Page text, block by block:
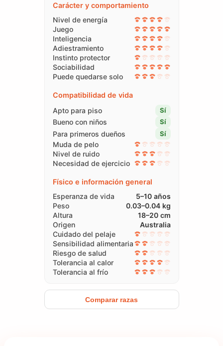
Carácter y comportamiento
Nivel de energía
Juego
Inteligencia
Adiestramiento
Instinto protector
Sociabilidad
Puede quedarse solo
Compatibilidad de vida
Apto para piso
Sí
Bueno con niños Sí
Para primeros dueños Sí
Muda de pelo
Nivel de ruido
Necesidad de ejercicio
Físico e información general
Esperanza de vida
5–10 años
Peso
0.03–0.04 kg
Altura
18–20 cm
Origen
Australia
Cuidado del pelaje
Sensibilidad alimentaria
Riesgo de salud
Tolerancia al calor
Tolerancia al frío
Comparar razas